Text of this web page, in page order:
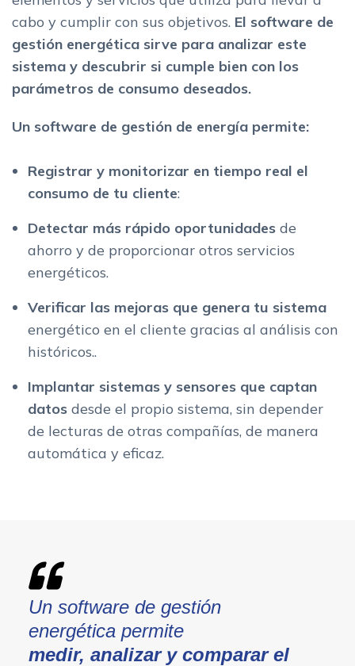
cabo y cumplir con sus objetivos. El software de
gestión energética sirve para analizar este
sistema y descubrir si cumple bien con los
parámetros de consumo deseados.
Un software de gestión de energía permite:
Registrar y monitorizar en tiempo real el
consumo de tu cliente:
Detectar más rápido oportunidades de
ahorro y de proporcionar otros servicios
energéticos.
Verificar las mejoras que genera tu sistema
energético en el cliente gracias al análisis con
históricos..
Implantar sistemas y sensores que captan
datos desde el propio sistema, sin depender
de lecturas de otras compañías, de manera
automática y eficaz.
Un software de gestión
energética permite
medir, analizar y comparar el